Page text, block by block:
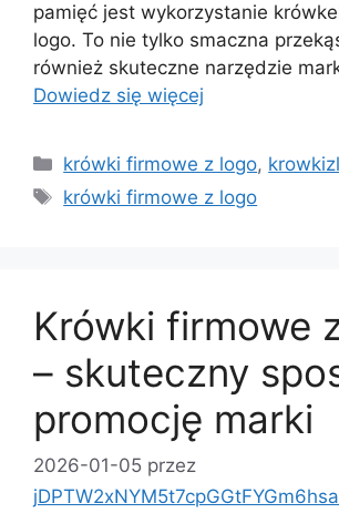
pamięć jest wykorzystanie
logo. To nie tylko smaczna
również skuteczne narzędzie
Dowiedz się więcej
Kategorie
krówki firmowe z logo,
Tagi
krówki firmowe z logo
Krówki firmowe
– skuteczny
promocję marki
2026-01-05 przez